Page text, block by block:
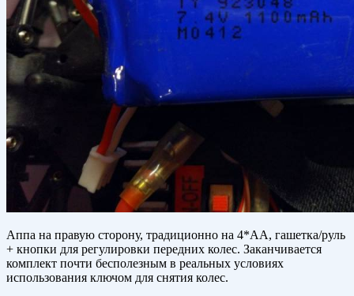
Аппа на правую сторону, традиционно на 4*АА, гашетка/руль
+ кнопки для регулировки передних колес. Заканчивается
комплект почти бесполезным в реальных условиях
использования ключом для снятия колес.